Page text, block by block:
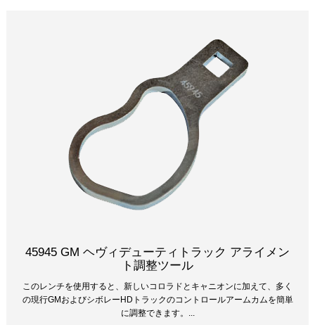
45945 GM ヘヴィデューティトラック アライメン
ト調整ツール
このレンチを使用すると、新しいコロラドとキャニオンに加えて、多く
の現行GMおよびシボレーHDトラックのコントロールアームカムを簡単
に調整できます。...